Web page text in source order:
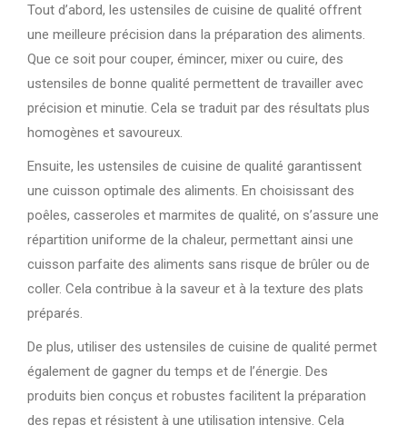
Tout d’abord, les ustensiles de cuisine de qualité offrent
une meilleure précision dans la préparation des aliments.
Que ce soit pour couper, émincer, mixer ou cuire, des
ustensiles de bonne qualité permettent de travailler avec
précision et minutie. Cela se traduit par des résultats plus
homogènes et savoureux.
Ensuite, les ustensiles de cuisine de qualité garantissent
une cuisson optimale des aliments. En choisissant des
poêles, casseroles et marmites de qualité, on s’assure une
répartition uniforme de la chaleur, permettant ainsi une
cuisson parfaite des aliments sans risque de brûler ou de
coller. Cela contribue à la saveur et à la texture des plats
préparés.
De plus, utiliser des ustensiles de cuisine de qualité permet
également de gagner du temps et de l’énergie. Des
produits bien conçus et robustes facilitent la préparation
des repas et résistent à une utilisation intensive. Cela